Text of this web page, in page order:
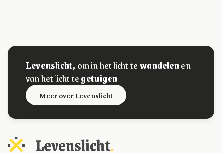
Levenslicht, om in het licht tewandelenen
van het licht tegetuigen
Meer over Levenslicht